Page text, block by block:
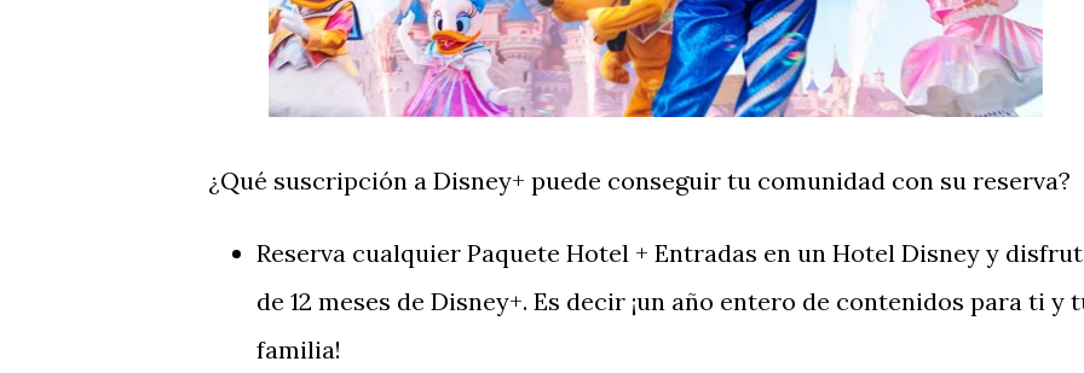
¿Qué suscripción a Disney+ puede conseguir tu comunidad con su reserva?
Reserva cualquier Paquete Hotel + Entradas en un Hotel Disney y
de 12 meses de Disney+. Es decir ¡un año entero de contenidos para ti y
familia!